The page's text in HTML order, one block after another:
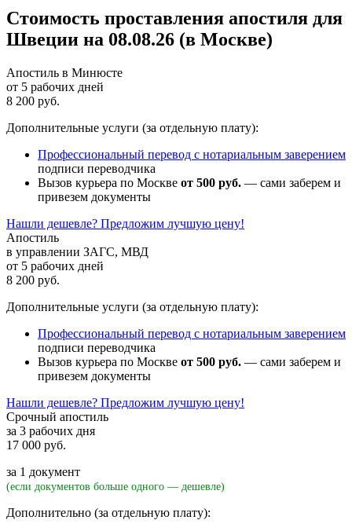
Стоимость проставления апостиля для
Швеции на 08.08.26 (в Москве)
Апостиль в Минюсте
от 5 рабочих дней
8 200 руб.
Дополнительные услуги (за отдельную плату):
Профессиональный перевод с нотариальным заверением
подписи переводчика
Вызов курьера по Москве от 500 руб. — сами заберем и
привезем документы
Нашли дешевле? Предложим лучшую цену!
Апостиль
в управлении ЗАГС, МВД
от 5 рабочих дней
8 200 руб.
Дополнительные услуги (за отдельную плату):
Профессиональный перевод с нотариальным заверением
подписи переводчика
Вызов курьера по Москве от 500 руб. — сами заберем и
привезем документы
Нашли дешевле? Предложим лучшую цену!
Срочный апостиль
за 3 рабочих дня
17 000 руб.
за 1 документ
(если документов больше одного — дешевле)
Дополнительно (за отдельную плату):